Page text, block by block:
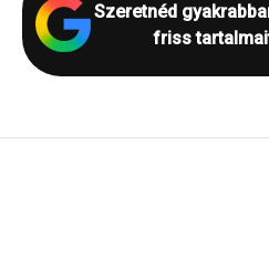
Szeretnéd
friss